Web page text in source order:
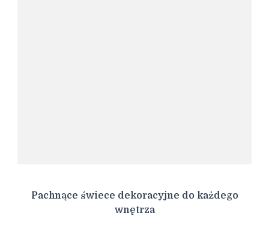
Pachnące świece dekoracyjne do każdego
wnętrza